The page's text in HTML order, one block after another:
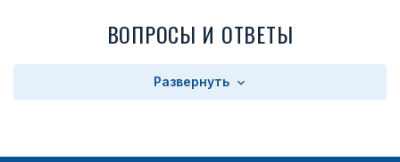
ВОПРОСЫ И ОТВЕТЫ
Развернуть